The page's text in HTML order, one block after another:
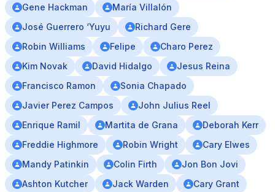
Gene Hackman
María Villalón
José Guerrero ‘Yuyu
Richard Gere
Robin Williams
Felipe
Charo Perez
Kim Novak
David Hidalgo
Jesus Reina
Francisco Ramon
Sonia Chapado
Javier Perez Campos
John Julius Reel
Enrique Ramil
Martita de Grana
Deborah Kerr
Freddie Highmore
Robin Wright
Cary Elwes
Mandy Patinkin
Colin Firth
Jon Bon Jovi
Ashton Kutcher
Jack Warden
Cary Grant